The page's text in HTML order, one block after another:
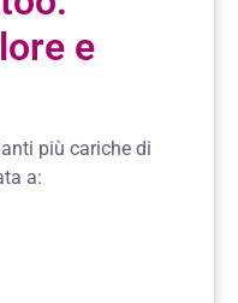
e
più cariche di
a: